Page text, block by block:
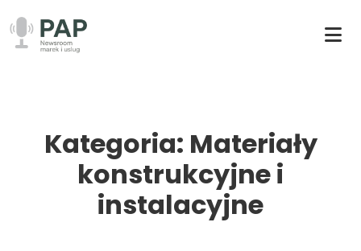
Kategoria: Materiały
konstrukcyjne i
instalacyjne